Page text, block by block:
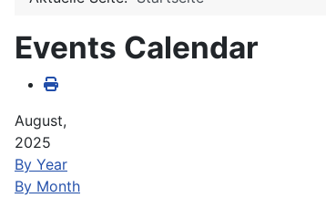
Events Calendar
August,
2025
By Year
By Month